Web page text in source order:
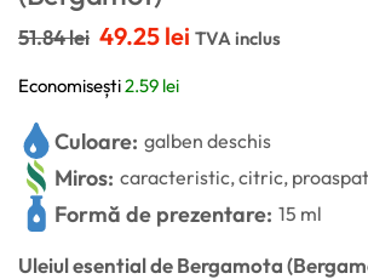
51.84lei 49.25 lei TVA inclus
Economisești2.59 lei
Culoare: galben deschis
Miros: caracteristic, citric, proaspat
Formă de prezentare: 15 ml
Uleiul esential de Bergamota